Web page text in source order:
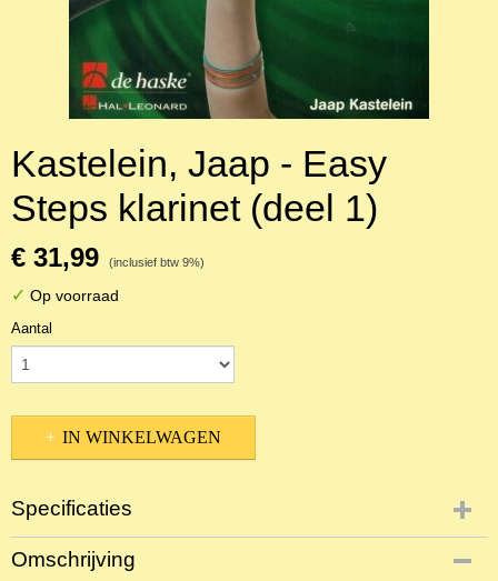
Kastelein, Jaap - Easy
Steps klarinet (deel 1)
€ 31,99 (inclusief btw 9%)
✓ Op voorraad
Aantal
IN WINKELWAGEN
Specificaties
Productcode
NBLNMe-12253
Omschrijving